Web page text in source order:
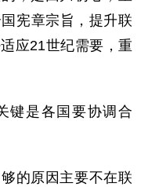
宪章宗旨，提升联
应21世纪需要，重
键是各国要协调合
的原因主要不在联